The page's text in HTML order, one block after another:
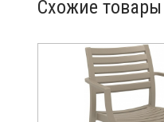
Схожие товары